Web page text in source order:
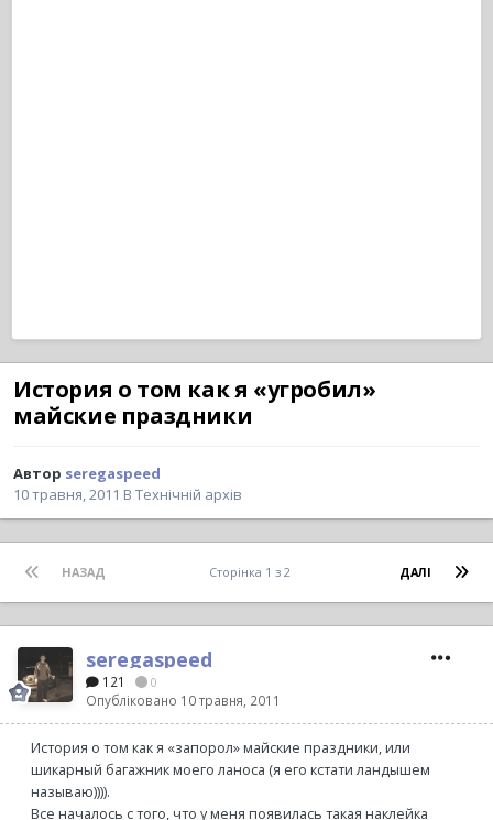
История о том как я «угробил»
майские праздники
Автор seregaspeed
10 травня, 2011 В Технічній архів
НАЗАД ДАЛІ
Сторінка 1 з 2
seregaspeed
121 0
Опубліковано 10 травня, 2011
История о том как я «запорол» майские праздники, или
шикарный багажник моего ланоса (я его кстати ландышем
называю)))).
Все началось с того, что у меня появилась такая наклейка